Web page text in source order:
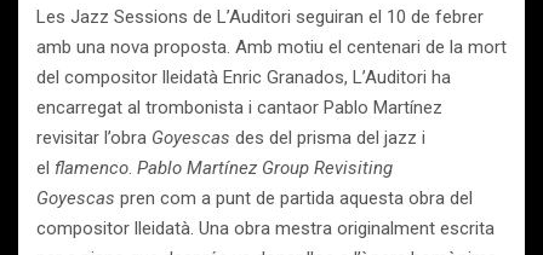
Les Jazz Sessions de L’Auditori seguiran el 10 de febrer
amb una nova proposta. Amb motiu el centenari de la mort
del compositor lleidatà Enric Granados, L’Auditori ha
encarregat al trombonista i cantaor Pablo Martínez
revisitar l’obra Goyescas des del prisma del jazz i
el flamenco. Pablo Martínez Group Revisiting
Goyescas pren com a punt de partida aquesta obra del
compositor lleidatà. Una obra mestra originalment escrita